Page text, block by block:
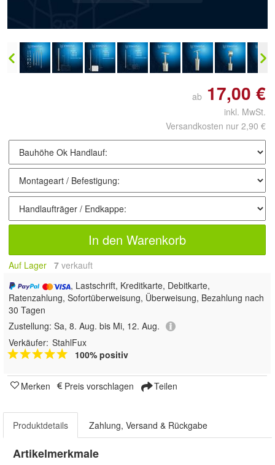
ab 17,00 €
inkl. MwSt.
Versandkosten nur 2,90 €
In den Warenkorb
Auf Lager 7 verkauft
, Lastschrift, Kreditkarte, Debitkarte,
Ratenzahlung, Sofortüberweisung, Überweisung, Bezahlung nach
30 Tagen
Zustellung: Sa, 8. Aug. bis Mi, 12. Aug.
Verkäufer: StahlFux
100% positiv
Merken Preis vorschlagen Teilen
Produktdetails Zahlung, Versand & Rückgabe
Artikelmerkmale